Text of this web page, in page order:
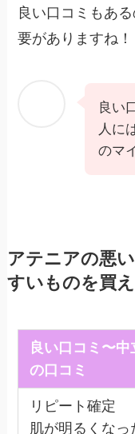
良い口コミもあ
要がありますね！
良い
人に
のマ
アテニアの悪
すいものを買え
良い口コミ〜中
の口コミ
リピート確定
肌が明るくなっ